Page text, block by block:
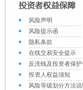
风险声明
风险提示函
隐私条款
在线交易安全提示
反洗钱及投资者保
投资人权益须知
风险等级划分方法说